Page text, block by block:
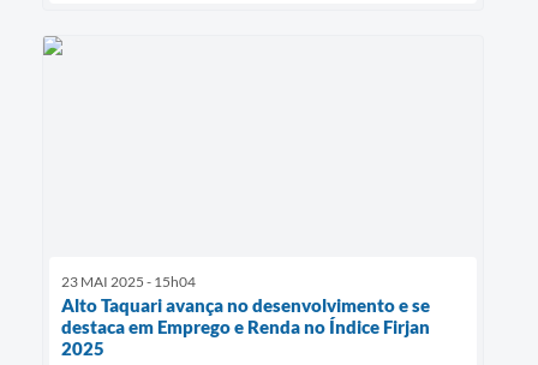
23 MAI 2025 - 15h04
Alto Taquari avança no desenvolvimento e se
destaca em Emprego e Renda no Índice Firjan
2025